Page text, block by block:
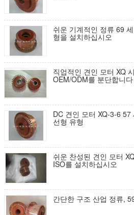
쉬운 기계적인 정류 69
형을 설치하십시오
직업적인 견인 모터 XQ
OEM/ODM를 분단합니다
DC 견인 모터 XQ-3-6
선형 유형
쉬운 찬성된 견인 모터
ISO를 설치하십시오
간단한 구조 산업 정류,